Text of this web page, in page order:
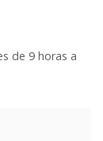
de 9 horas a